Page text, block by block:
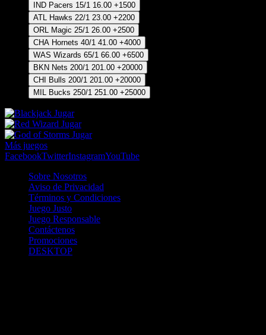
IND Pacers 15/1 16.00 +1500
ATL Hawks 22/1 23.00 +2200
ORL Magic 25/1 26.00 +2500
CHA Hornets 40/1 41.00 +4000
WAS Wizards 65/1 66.00 +6500
BKN Nets 200/1 201.00 +20000
CHI Bulls 200/1 201.00 +20000
MIL Bucks 250/1 251.00 +25000
Jugar
Jugar
Jugar
Más juegos
FacebookTwitterInstagramYouTube
Sobre Nosotros
Aviso de Privacidad
Términos y Condiciones
Juego Justo
Juego Responsable
Contáctenos
Promociones
DESKTOP